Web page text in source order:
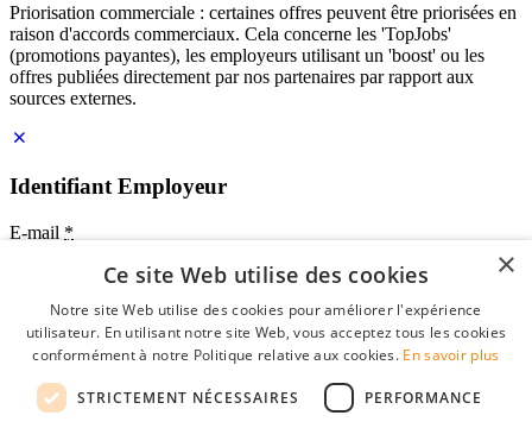
Priorisation commerciale : certaines offres peuvent être priorisées en
raison d'accords commerciaux. Cela concerne les 'TopJobs'
(promotions payantes), les employeurs utilisant un 'boost' ou les
offres publiées directement par nos partenaires par rapport aux
sources externes.
Identifiant Employeur
E-mail *
Mot de passe
se souvenir de moi
mot de passe oublié?
Profil Employeur gratuit
×
Ce site Web utilise des cookies
Notre site Web utilise des cookies pour améliorer l'expérience
utilisateur. En utilisant notre site Web, vous acceptez tous les cookies
conformément à notre Politique relative aux cookies. En savoir plus
STRICTEMENT NÉCESSAIRES PERFORMANCE